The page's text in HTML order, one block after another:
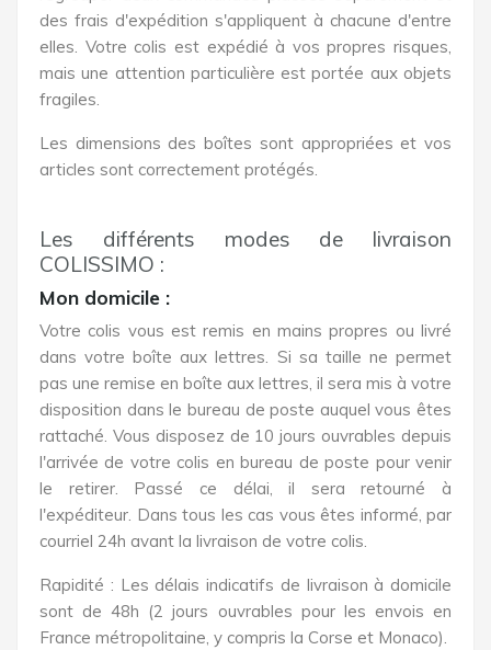
des frais d'expédition s'appliquent à chacune d'entre
elles. Votre colis est expédié à vos propres risques,
mais une attention particulière est portée aux objets
fragiles.
Les dimensions des boîtes sont appropriées et vos
articles sont correctement protégés.
Les différents modes de livraison
COLISSIMO :
Mon domicile :
Votre colis vous est remis en mains propres ou livré
dans votre boîte aux lettres. Si sa taille ne permet
pas une remise en boîte aux lettres, il sera mis à votre
disposition dans le bureau de poste auquel vous êtes
rattaché. Vous disposez de 10 jours ouvrables depuis
l'arrivée de votre colis en bureau de poste pour venir
le retirer. Passé ce délai, il sera retourné à
l'expéditeur. Dans tous les cas vous êtes informé, par
courriel 24h avant la livraison de votre colis.
Rapidité : Les délais indicatifs de livraison à domicile
sont de 48h (2 jours ouvrables pour les envois en
France métropolitaine, y compris la Corse et Monaco).